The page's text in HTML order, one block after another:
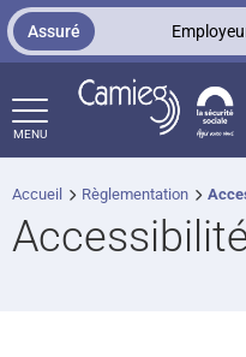
Panneau de gestion des
Assuré
MENU
sourds et
Accueil Règlementation